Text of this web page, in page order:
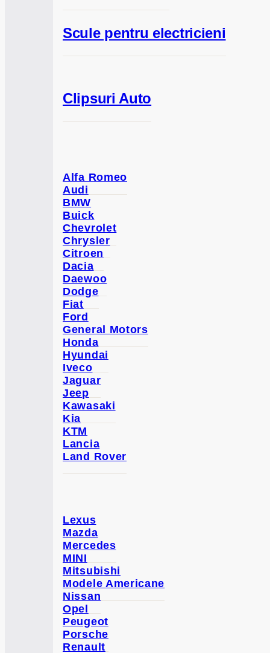
Scule pentru electricieni
Clipsuri Auto
Alfa Romeo
Audi
BMW
Buick
Chevrolet
Chrysler
Citroen
Dacia
Daewoo
Dodge
Fiat
Ford
General Motors
Honda
Hyundai
Iveco
Jaguar
Jeep
Kawasaki
Kia
KTM
Lancia
Land Rover
Lexus
Mazda
Mercedes
MINI
Mitsubishi
Modele Americane
Nissan
Opel
Peugeot
Porsche
Renault